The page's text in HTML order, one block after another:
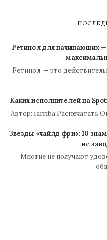
Ретинол для начинающих —
Ретинол — это
Каких исполнителей на
Автор: iarriba Распечатать
Звезды «чайлд фри»: 10
не
Многие не получают